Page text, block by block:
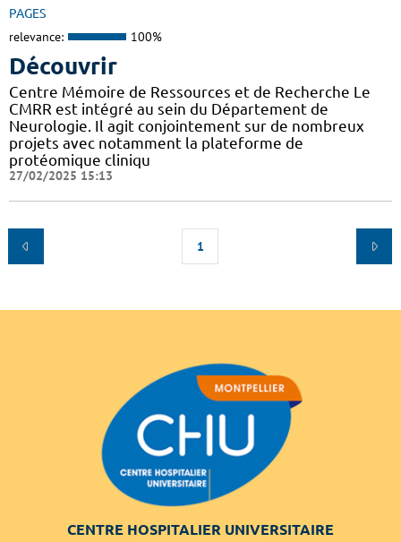
PAGES
relevance: 100%
Découvrir
Centre Mémoire de Ressources et de Recherche Le
CMRR est intégré au sein du Département de
Neurologie. Il agit conjointement sur de nombreux
projets avec notamment la plateforme de
protéomique cliniqu
27/02/2025 15:13
1
CENTRE HOSPITALIER UNIVERSITAIRE